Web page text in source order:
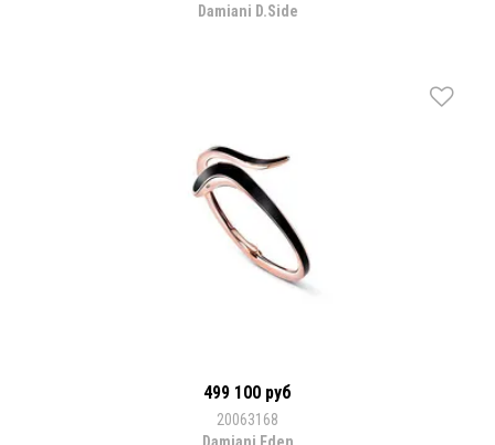
Damiani D.Side
499 100 руб
20063168
Damiani Eden